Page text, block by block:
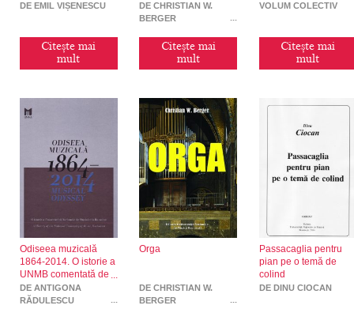
DE EMIL VIȘENESCU
Citește mai
mult
DE CHRISTIAN W.
BERGER
Citește mai
mult
VOLUM COLECTIV
Citește mai
mult
Odiseea muzicală
1864-2014. O istorie a
UNMB comentată de
Antigona Rădulescu
DE ANTIGONA
RĂDULESCU
Orga
DE CHRISTIAN W.
BERGER
Passacaglia pentru
pian pe o temă de
colind
DE DINU CIOCAN